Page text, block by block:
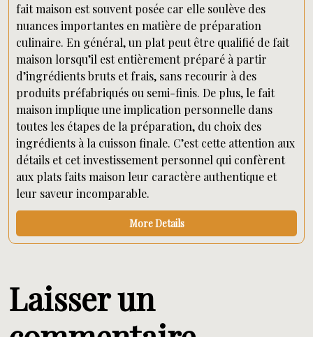
fait maison est souvent posée car elle soulève des
nuances importantes en matière de préparation
culinaire. En général, un plat peut être qualifié de fait
maison lorsqu’il est entièrement préparé à partir
d’ingrédients bruts et frais, sans recourir à des
produits préfabriqués ou semi-finis. De plus, le fait
maison implique une implication personnelle dans
toutes les étapes de la préparation, du choix des
ingrédients à la cuisson finale. C’est cette attention aux
détails et cet investissement personnel qui confèrent
aux plats faits maison leur caractère authentique et
leur saveur incomparable.
More Details
Laisser un